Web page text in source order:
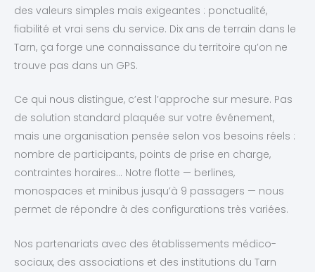
des valeurs simples mais exigeantes : ponctualité,
fiabilité et vrai sens du service. Dix ans de terrain dans le
Tarn, ça forge une connaissance du territoire qu’on ne
trouve pas dans un GPS.
Ce qui nous distingue, c’est l’approche sur mesure. Pas
de solution standard plaquée sur votre événement,
mais une organisation pensée selon vos besoins réels :
nombre de participants, points de prise en charge,
contraintes horaires… Notre flotte — berlines,
monospaces et minibus jusqu’à 9 passagers — nous
permet de répondre à des configurations très variées.
Nos partenariats avec des établissements médico-
sociaux, des associations et des institutions du Tarn